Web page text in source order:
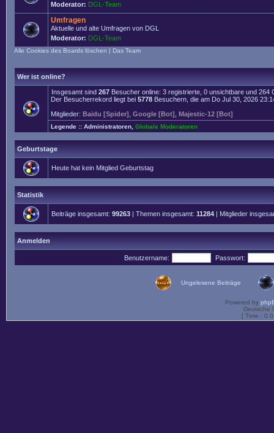
Moderator: DGL-Team
Umfragen
Aktuelle und alte Umfragen von DGL
Moderator: DGL-Team
Alle Cookies des Boards löschen | Das Team
Wer ist online?
Insgesamt sind 267 Besucher online: 3 registrierte, 0 unsichtbare und
Der Besucherrekord liegt bei 5778 Besuchern, die am Do Jul 30, 2026
Mitglieder: Baidu [Spider] Google [Bot] Majestic-12 [Bot]
Legende :: Administratoren Globale Moderatoren
Geburtstage
Heute hat kein Mitglied Geburtstag
Statistik
Beiträge insgesamt: 99263 | Themen insgesamt: 11284 | Mitglieder
Anmelden
Benutzername: Passwort:
Ungelesene Beiträge
Powered by
Deutsche
[ Time :